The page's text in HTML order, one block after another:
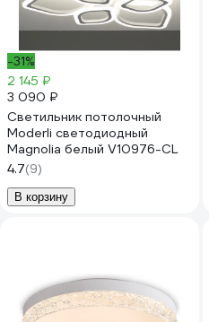
-31%
2 145 ₽
3 090 ₽
Светильник потолочный
Moderli светодиодный
Magnolia белый V10976-CL
4.7(9)
В корзину